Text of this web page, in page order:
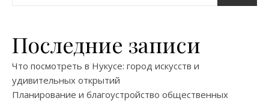
Последние записи
Что посмотреть в Нукусе: город искусств и
удивительных открытий
Планирование и благоустройство общественных